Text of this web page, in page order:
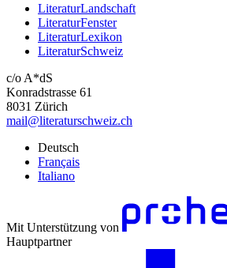
LiteraturLandschaft
LiteraturFenster
LiteraturLexikon
LiteraturSchweiz
c/o A*dS
Konradstrasse 61
8031 Zürich
mail@literaturschweiz.ch
Deutsch
Français
Italiano
Mit Unterstützung von
Hauptpartner